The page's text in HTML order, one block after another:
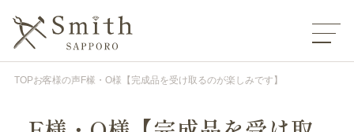
TOPお客様の声F様・O様【完成品を受け取るのが楽しみです】